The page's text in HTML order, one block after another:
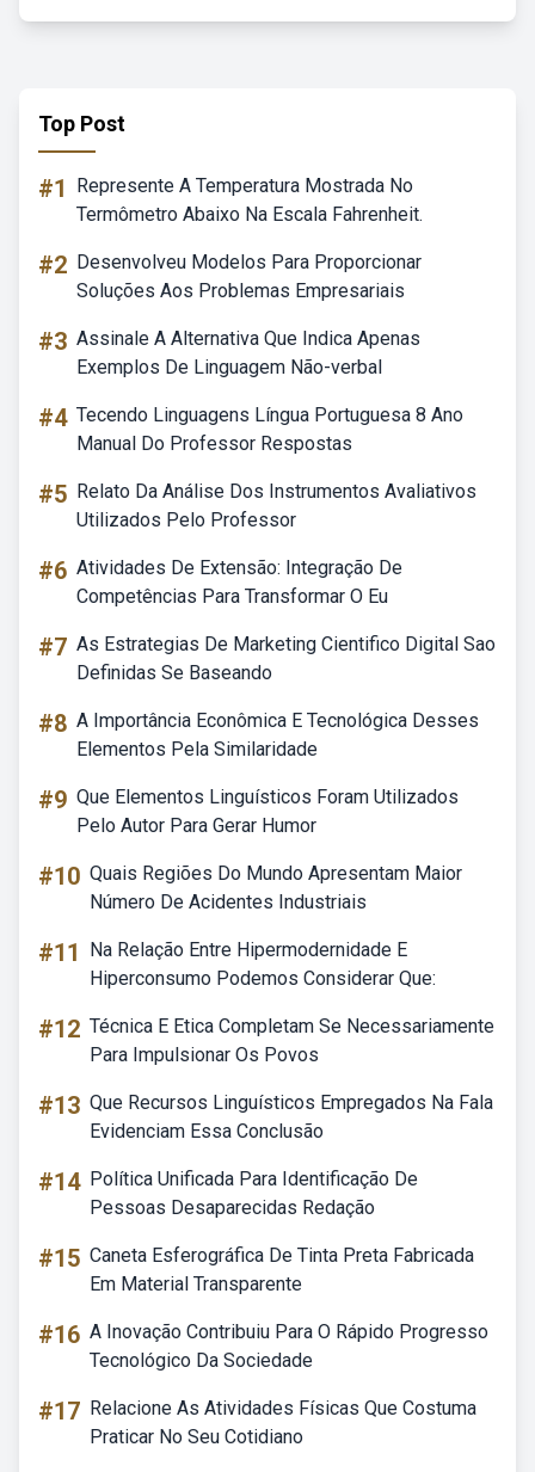
Top Post
#1
Represente A Temperatura Mostrada No
Termômetro Abaixo Na Escala Fahrenheit.
#2 Desenvolveu Modelos Para Proporcionar
Soluções Aos Problemas Empresariais
#3 Assinale A Alternativa Que Indica Apenas
Exemplos De Linguagem Não-verbal
#4 Tecendo Linguagens Língua Portuguesa 8 Ano
Manual Do Professor Respostas
#5 Relato Da Análise Dos Instrumentos Avaliativos
Utilizados Pelo Professor
#6 Atividades De Extensão: Integração De
Competências Para Transformar O Eu
#7 As Estrategias De Marketing Cientifico Digital Sao
Definidas Se Baseando
#8 A Importância Econômica E Tecnológica Desses
Elementos Pela Similaridade
#9 Que Elementos Linguísticos Foram Utilizados
Pelo Autor Para Gerar Humor
#10 Quais Regiões Do Mundo Apresentam Maior
Número De Acidentes Industriais
#11
Na Relação Entre Hipermodernidade E
Hiperconsumo Podemos Considerar Que:
#12 Técnica E Etica Completam Se Necessariamente
Para Impulsionar Os Povos
#13 Que Recursos Linguísticos Empregados Na Fala
Evidenciam Essa Conclusão
#14 Política Unificada Para Identificação De
Pessoas Desaparecidas Redação
#15 Caneta Esferográfica De Tinta Preta Fabricada
Em Material Transparente
#16 A Inovação Contribuiu Para O Rápido Progresso
Tecnológico Da Sociedade
#17 Relacione As Atividades Físicas Que Costuma
Praticar No Seu Cotidiano